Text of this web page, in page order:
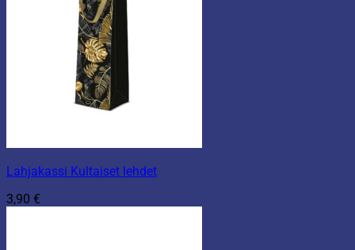
Lahjakassi Kultaiset lehdet
3,90 €